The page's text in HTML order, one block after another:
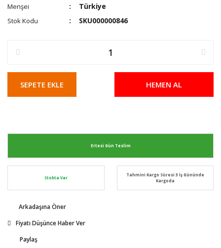
Menşei Türkiye
Stok Kodu SKU000000846
SEPETE EKLE HEMEN AL
Ertesi Gün Teslim
Stokta Var
Tahmini Kargo Süresi 3 İş Gününde
Kargoda
Arkadaşına Öner
Fiyatı Düşünce Haber Ver
Paylaş